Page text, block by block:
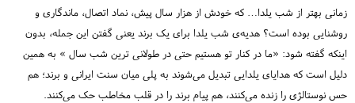
زمانی بهتر از شب یلدا… که خودش از هزار سال پیش، نماد اتصال، ماندگاری و
روشنایی بوده است؟ هدیه‌ی شب یلدا برای یک برند یعنی گفتن این جمله، بدون
اینکه گفته شود: «ما در کنار تو هستیم حتی در طولانی ترین شب سال » به همین
دلیل است که هدایای یلدایی تبدیل می‌شوند به پلی میان سنت ایرانی و برند؛ هم
حس نوستالژی را زنده می‌کنند، هم پیام برند را در قلب مخاطب حک می‌کنند.